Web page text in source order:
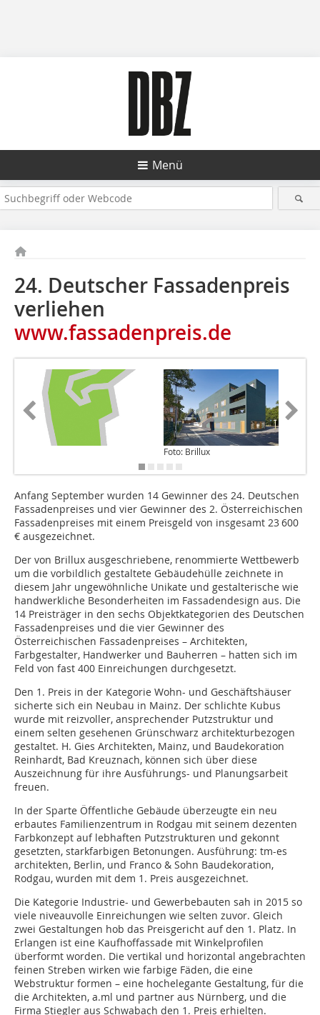
Menü
24. Deutscher Fassadenpreis
verliehen
www.fassadenpreis.de
Foto: Brillux
Anfang September wurden 14 Gewinner des 24. Deutschen
Fassadenpreises und vier Gewinner des 2. Österreichischen
Fassadenpreises mit einem Preisgeld von insgesamt 23 600
€ ausgezeichnet.
Der von Brillux ausgeschriebene, renommierte Wettbewerb
um die vorbildlich gestaltete Gebäudehülle zeichnete in
diesem Jahr ungewöhnliche Unikate und gestalterische wie
handwerkliche Besonderheiten im Fassadendesign aus. Die
14 Preisträger in den sechs Objektkategorien des Deutschen
Fassadenpreises und die vier Gewinner des
Österreichischen Fassadenpreises – Architekten,
Farbgestalter, Handwerker und Bauherren – hatten sich im
Feld von fast 400 Einreichungen durchgesetzt.
Den 1. Preis in der Kategorie Wohn- und Geschäftshäuser
sicherte sich ein Neubau in Mainz. Der schlichte Kubus
wurde mit reizvoller, ansprechender Putzstruktur und
einem selten gesehenen Grünschwarz architekturbezogen
gestaltet. H. Gies Architekten, Mainz, und Baudekoration
Reinhardt, Bad Kreuznach, können sich über diese
Auszeichnung für ihre Ausführungs- und Planungsarbeit
freuen.
In der Sparte Öffentliche Gebäude überzeugte ein neu
erbautes Familienzentrum in Rodgau mit seinem dezenten
Farbkonzept auf lebhaften Putzstrukturen und gekonnt
gesetzten, starkfarbigen Betonungen. Ausführung: tm-es
architekten, Berlin, und Franco & Sohn Baudekoration,
Rodgau, wurden mit dem 1. Preis ausgezeichnet.
Die Kategorie Industrie- und Gewerbebauten sah in 2015 so
viele niveauvolle Einreichungen wie selten zuvor. Gleich
zwei Gestaltungen hob das Preisgericht auf den 1. Platz. In
Erlangen ist eine Kaufhoffassade mit Winkelprofilen
überformt worden. Die vertikal und horizontal angebrachten
feinen Streben wirken wie farbige Fäden, die eine
Webstruktur formen – eine hoch­elegante Gestaltung, für die
die Architekten, a.ml und partner aus Nürnberg, und die
Firma Stiegler aus Schwabach den 1. Preis erhielten.